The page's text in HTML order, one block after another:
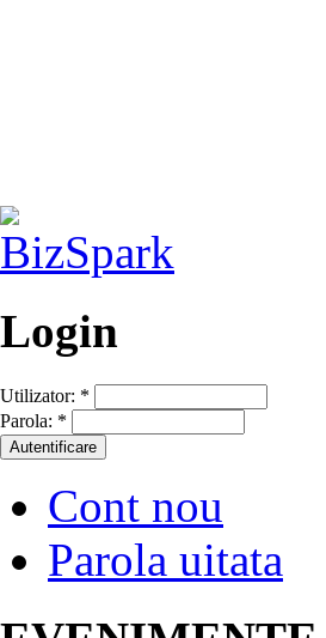
Login
Utilizator: *
Parola: *
Cont nou
Parola uitata